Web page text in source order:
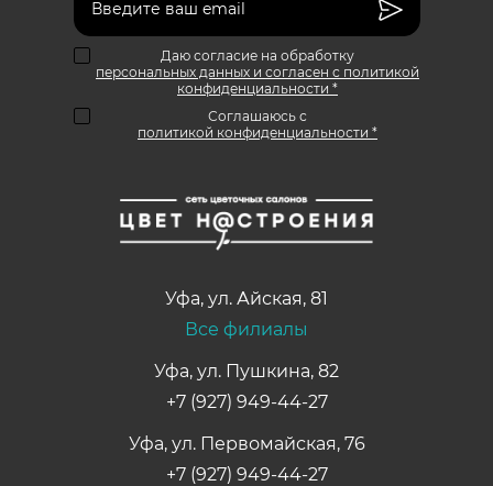
Даю согласие на обработку
персональных данных и согласен с политикой
конфиденциальности *
Соглашаюсь с
политикой конфиденциальности *
Уфа, ул. Айская, 81
Все филиалы
Уфа, ул. Пушкина, 82
+7 (927) 949-44-27
Уфа, ул. Первомайская, 76
+7 (927) 949-44-27